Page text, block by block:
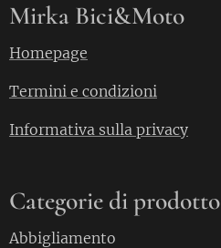
Mirka Bici&Moto
Homepage
Termini e condizioni
Informativa sulla privacy
Categorie di prodotto
Abbigliamento